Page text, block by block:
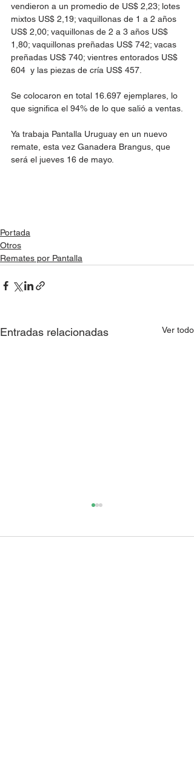
vendieron a un promedio de US$ 2,23; lotes
mixtos US$ 2,19; vaquillonas de 1 a 2 años
US$ 2,00; vaquillonas de 2 a 3 años US$
1,80; vaquillonas preñadas US$ 742; vacas
preñadas US$ 740; vientres entorados US$
604  y las piezas de cría US$ 457.
Se colocaron en total 16.697 ejemplares, lo
que significa el 94% de lo que salió a ventas.
Ya trabaja Pantalla Uruguay en un nuevo
remate, esta vez Ganadera Brangus, que
será el jueves 16 de mayo.
Portada
Otros
Remates por Pantalla
Entradas relacionadas Ver todo